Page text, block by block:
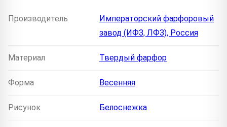
Производитель
Императорский фарфоровый
завод (ИФЗ, ЛФЗ), Россия
Материал Твердый фарфор
Форма Весенняя
Рисунок Белоснежка